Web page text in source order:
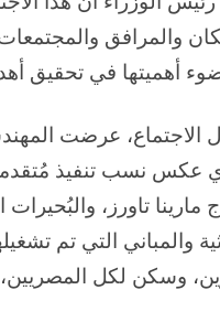
والمرافق
أهميتها في تحقيق
الاجتماع، عرضت
عكس نسب تنفيذ مُتقدمة
مارينا تاورز،
والمباني التي تم
وسكن لكل